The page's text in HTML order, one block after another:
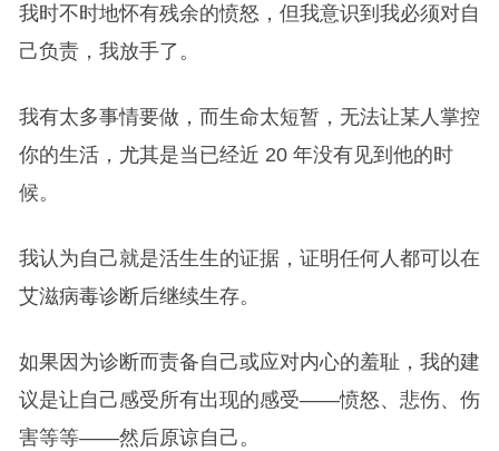
我时不时地怀有残余的愤怒，但我意识到我必须对自
己负责，我放手了。
我有太多事情要做，而生命太短暂，无法让某人掌控
你的生活，尤其是当已经近 20 年没有见到他的时
候。
我认为自己就是活生生的证据，证明任何人都可以在
艾滋病毒诊断后继续生存。
如果因为诊断而责备自己或应对内心的羞耻，我的建
议是让自己感受所有出现的感受——愤怒、悲伤、伤
害等等——然后原谅自己。